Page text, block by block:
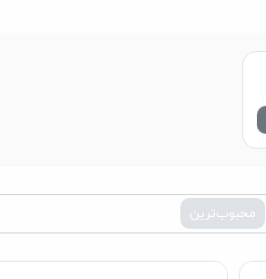
محبوب‌ترین